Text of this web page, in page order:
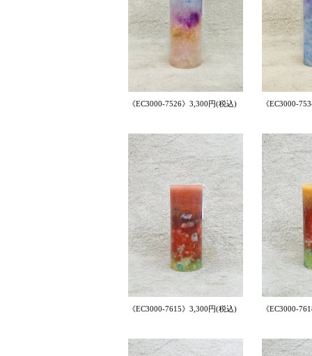
《EC3000-7526》3,300円(税込) 《EC3000-
《EC3000-7615》3,300円(税込) 《EC3000-